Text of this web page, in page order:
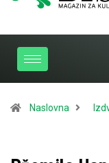
Naslovna